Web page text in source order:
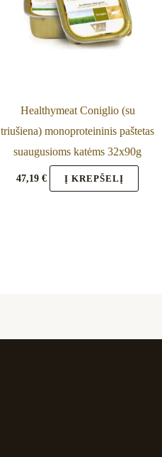
Healthymeat Coniglio (su
triušiena) monoproteininis paštetas
suaugusioms katėms 32x90g
47,19€ Į KREPŠELĮ